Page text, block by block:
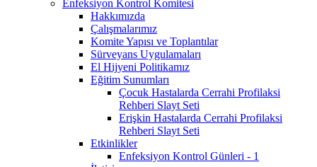
Enfeksiyon Kontrol Komitesi
Hakkımızda
Çalışmalarımız
Komite Yapısı ve Toplantılar
Sürveyans Uygulamaları
El Hijyeni Politikamız
Eğitim Sunumları
Çocuk Hastalarda Cerrahi Profilaksi
Rehberi Slayt Seti
Erişkin Hastalarda Cerrahi Profilaksi
Rehberi Slayt Seti
Etkinlikler
Enfeksiyon Kontrol Günleri - 1